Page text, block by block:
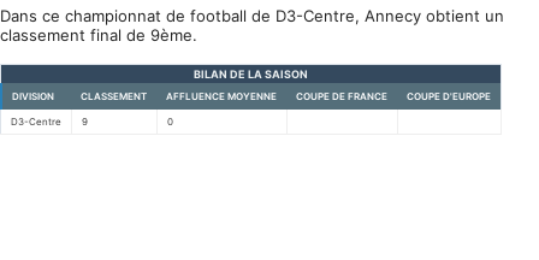
Dans ce championnat de football de D3-Centre, Annecy obtient un
classement final de 9ème.
BILAN DE LA SAISON
DIVISION CLASSEMENT AFFLUENCE MOYENNE COUPE DE FRANCE COUPE D'EUROPE
D3-Centre 9 0